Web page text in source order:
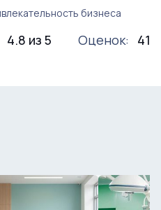
бизнеса
4.8 из 5 Оценок: 41